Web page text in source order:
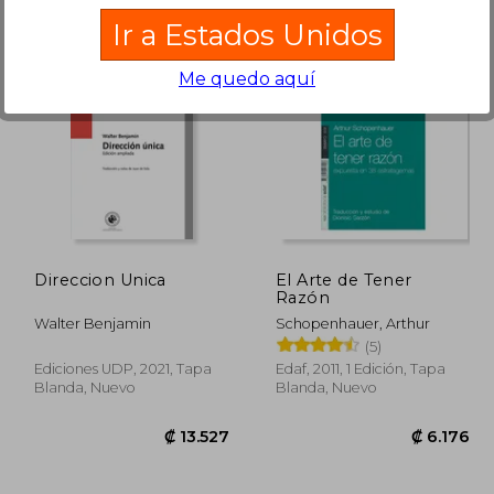
Direccion Unica
Walter Benjamin
Ediciones UDP, 2021, Tapa
Blanda, Nuevo
El Arte de Tener
Razón
Schopenhauer, Arthur
(5)
Edaf, 2011, 1 Edición, Tapa
Blanda, Nuevo
Ir a Estados Unidos
Me quedo aquí